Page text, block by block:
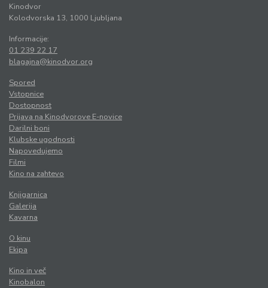
Kinodvor
Kolodvorska 13, 1000 Ljubljana
Informacije:
01 239 22 17
blagajna@kinodvor.org
Spored
Vstopnice
Dostopnost
Prijava na Kinodvorove E-novice
Darilni boni
Klubske ugodnosti
Napovedujemo
Filmi
Kino na zahtevo
Knjigarnica
Galerija
Kavarna
O kinu
Ekipa
Kino in več
Kinobalon